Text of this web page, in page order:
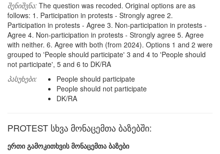
შენიშვნა: The question was recoded. Original options are as
follows: 1. Participation in protests - Strongly agree 2.
Participation in protests - Agree 3. Non-participation in protests -
Agree 4. Non-participation in protests - Strongly agree 5. Agree
with neither. 6. Agree with both (from 2024). Options 1 and 2 were
grouped to 'People should participate' 3 and 4 to 'People should
not participate', 5 and 6 to DK/RA
პასუხები:
People should participate
People should not participate
DK/RA
PROTEST სხვა მონაცემთა ბაზებში:
ერთი გამოკითხვის მონაცემთა ბაზები